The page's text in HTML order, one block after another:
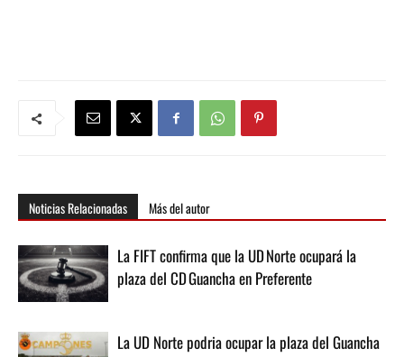
Noticias Relacionadas Más del autor
La FIFT confirma que la UD Norte ocupará la
plaza del CD Guancha en Preferente
La UD Norte podria ocupar la plaza del Guancha